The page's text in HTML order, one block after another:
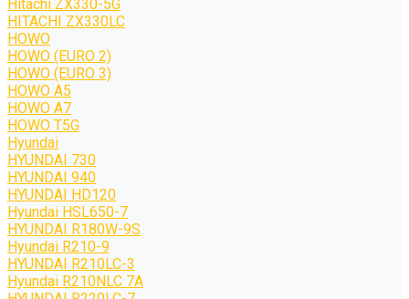
Hitachi ZX330-5G
HITACHI ZX330LC
HOWO
HOWO (EURO 2)
HOWO (EURO 3)
HOWO A5
HOWO A7
HOWO T5G
Hyundai
HYUNDAI 730
HYUNDAI 940
HYUNDAI HD120
Hyundai HSL650-7
HYUNDAI R180W-9S
Hyundai R210-9
HYUNDAI R210LC-3
Hyundai R210NLC 7A